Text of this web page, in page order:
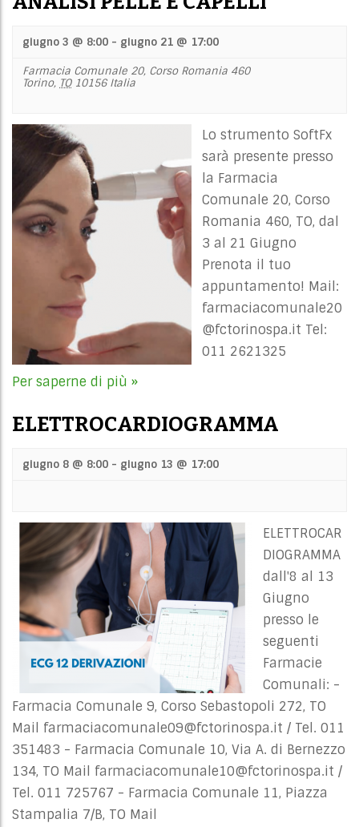
giugno 3 @ 8:00 - giugno 21 @ 17:00
Farmacia Comunale 20, Corso Romania 460
Torino, TO 10156 Italia
Lo strumento SoftFx
sarà presente presso
la Farmacia
Comunale 20, Corso
Romania 460, TO, dal
3 al 21 Giugno
Prenota il tuo
appuntamento! Mail:
farmaciacomunale20
@fctorinospa.it Tel:
011 2621325
Per saperne di più »
ELETTROCARDIOGRAMMA
giugno 8 @ 8:00 - giugno 13 @ 17:00
ELETTROCAR
DIOGRAMMA
dall'8 al 13
Giugno
presso le
seguenti
Farmacie
Comunali: -
Farmacia Comunale 9, Corso Sebastopoli 272, TO
Mail farmaciacomunale09@fctorinospa.it / Tel. 011
351483 - Farmacia Comunale 10, Via A. di Bernezzo
134, TO Mail farmaciacomunale10@fctorinospa.it /
Tel. 011 725767 - Farmacia Comunale 11, Piazza
Stampalia 7/B, TO Mail